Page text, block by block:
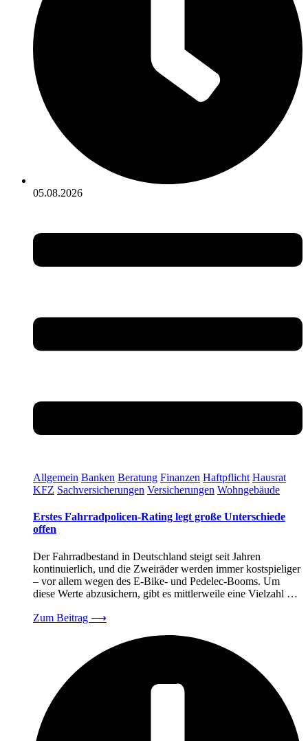
05.08.2026
Allgemein Banken Beratung Finanzen Haftpflicht Hausrat
KFZ Sachversicherungen Versicherungen Wohngebäude
Erstes Fahrradpolicen-Rating legt große Unterschiede
offen
Der Fahrradbestand in Deutschland steigt seit Jahren
kontinuierlich, und die Zweiräder werden immer kostspieliger
– vor allem wegen des E-Bike- und Pedelec-Booms. Um
diese Werte abzusichern, gibt es mittlerweile eine Vielzahl …
Zum Beitrag ⟶